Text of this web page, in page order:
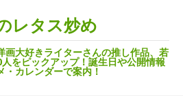
レタス炒め
画大好きライターさんの推し作品、若
をピックアップ！誕生日や公開情報
・カレンダーで案内！